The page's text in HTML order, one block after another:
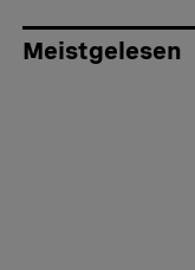
Meistgelesen